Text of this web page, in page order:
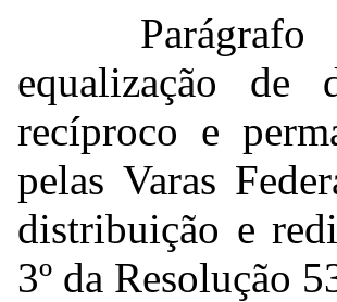
equalização de
recíproco e
pelas Varas
distribuição e
3º da Resolução